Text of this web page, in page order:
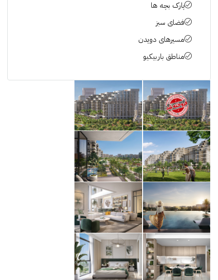
پارک بچه ها
فضای سبز
مسیرهای دویدن
مناطق باربیکیو